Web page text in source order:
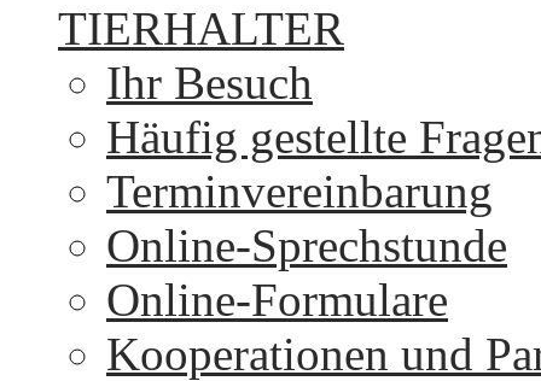
TIERHALTER
Ihr Besuch
Häufig gestellte
Terminvereinbarung
Online-Sprechstunde
Online-Formulare
Kooperationen und